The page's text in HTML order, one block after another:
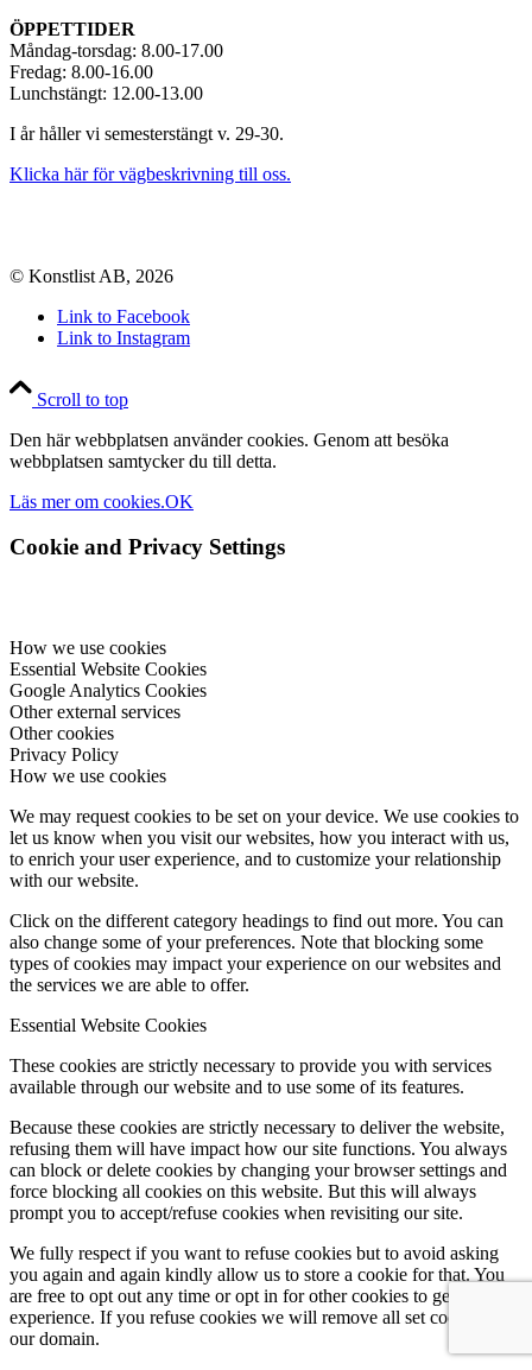
ÖPPETTIDER
Måndag-torsdag: 8.00-17.00
Fredag: 8.00-16.00
Lunchstängt: 12.00-13.00
I år håller vi semesterstängt v. 29-30.
Klicka här för vägbeskrivning till oss.
© Konstlist AB, 2026
Link to Facebook
Link to Instagram
Scroll to top
Den här webbplatsen använder cookies. Genom att besöka
webbplatsen samtycker du till detta.
Läs mer om cookies.OK
Cookie and Privacy Settings
How we use cookies
Essential Website Cookies
Google Analytics Cookies
Other external services
Other cookies
Privacy Policy
How we use cookies
We may request cookies to be set on your device. We use cookies to
let us know when you visit our websites, how you interact with us,
to enrich your user experience, and to customize your relationship
with our website.
Click on the different category headings to find out more. You can
also change some of your preferences. Note that blocking some
types of cookies may impact your experience on our websites and
the services we are able to offer.
Essential Website Cookies
These cookies are strictly necessary to provide you with services
available through our website and to use some of its features.
Because these cookies are strictly necessary to deliver the website,
refusing them will have impact how our site functions. You always
can block or delete cookies by changing your browser settings and
force blocking all cookies on this website. But this will always
prompt you to accept/refuse cookies when revisiting our site.
We fully respect if you want to refuse cookies but to avoid asking
you again and again kindly allow us to store a cookie for that. You
are free to opt out any time or opt in for other cookies to get a better
experience. If you refuse cookies we will remove all set cookies in
our domain.